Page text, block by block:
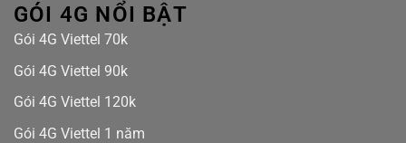
GÓI 4G NỔI BẬT
Gói 4G Viettel 70k
Gói 4G Viettel 90k
Gói 4G Viettel 120k
Gói 4G Viettel 1 năm